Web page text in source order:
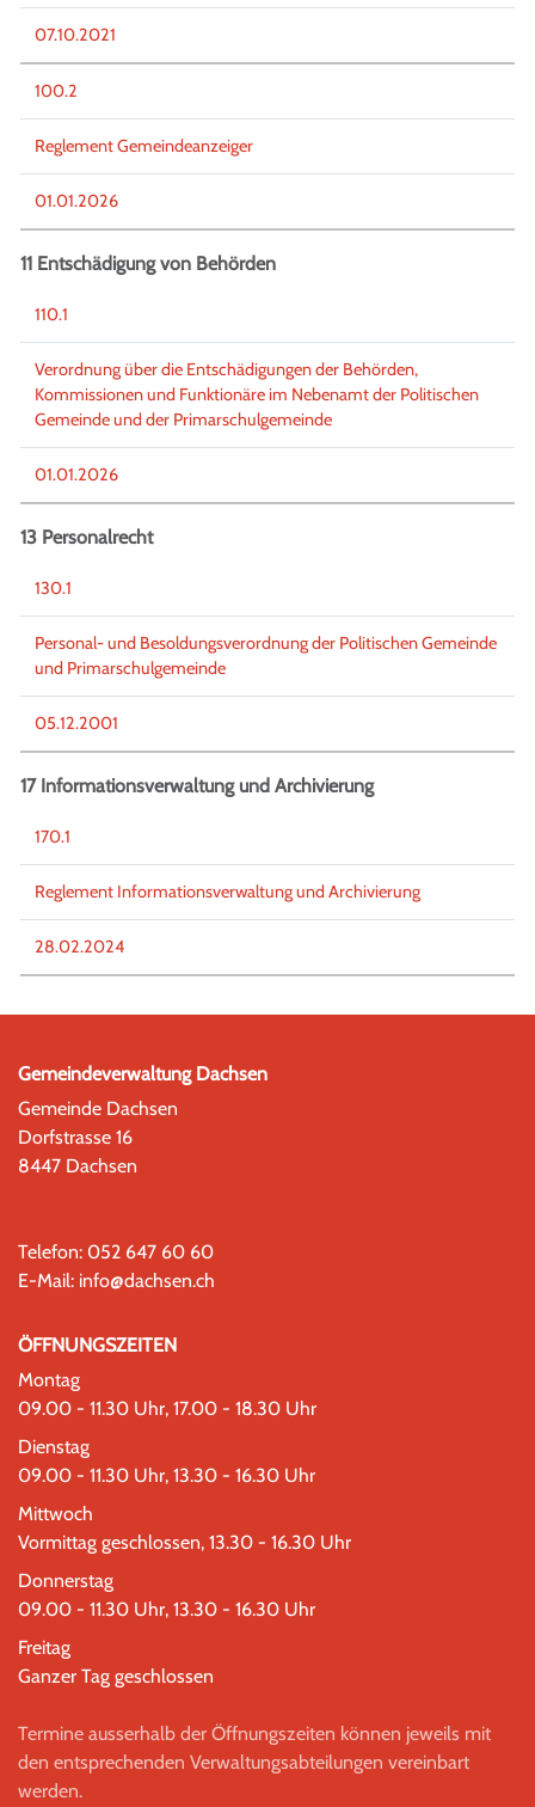
07.10.2021
100.2
Reglement Gemeindeanzeiger
01.01.2026
11 Entschädigung von Behörden
110.1
Verordnung über die Entschädigungen der Behörden,
Kommissionen und Funktionäre im Nebenamt der Politischen
Gemeinde und der Primarschulgemeinde
01.01.2026
13 Personalrecht
130.1
Personal- und Besoldungsverordnung der Politischen Gemeinde
und Primarschulgemeinde
05.12.2001
17 Informationsverwaltung und Archivierung
170.1
Reglement Informationsverwaltung und Archivierung
28.02.2024
Gemeindeverwaltung Dachsen
Gemeinde Dachsen
Dorfstrasse 16
8447 Dachsen
Telefon: 052 647 60 60
E-Mail: info@dachsen.ch
ÖFFNUNGSZEITEN
Montag
09.00 - 11.30 Uhr, 17.00 - 18.30 Uhr
Dienstag
09.00 - 11.30 Uhr, 13.30 - 16.30 Uhr
Mittwoch
Vormittag geschlossen, 13.30 - 16.30 Uhr
Donnerstag
09.00 - 11.30 Uhr, 13.30 - 16.30 Uhr
Freitag
Ganzer Tag geschlossen
Termine ausserhalb der Öffnungszeiten können jeweils mit
den entsprechenden Verwaltungsabteilungen vereinbart
werden.